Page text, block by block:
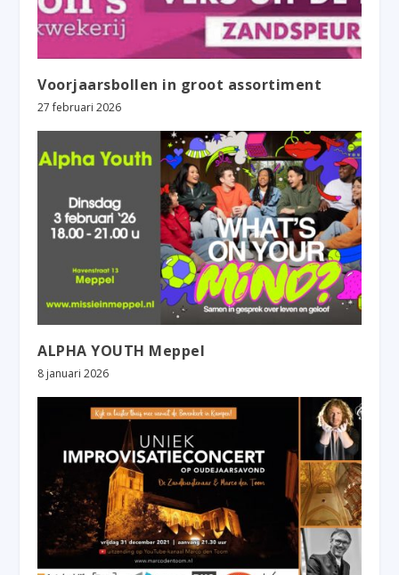
Voorjaarsbollen in groot assortiment
27 februari 2026
ALPHA YOUTH Meppel
8 januari 2026